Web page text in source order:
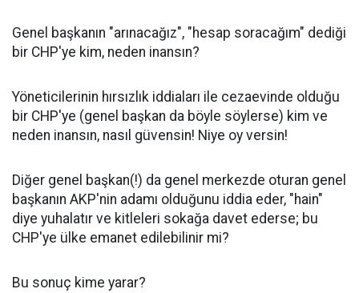
Genel başkanın "arınacağız", "hesap soracağım" dediği
bir CHP'ye kim, neden inansın?
Yöneticilerinin hırsızlık iddiaları ile cezaevinde olduğu
bir CHP'ye (genel başkan da böyle söylerse) kim ve
neden inansın, nasıl güvensin! Niye oy versin!
Diğer genel başkan(!) da genel merkezde oturan genel
başkanın AKP'nin adamı olduğunu iddia eder, "hain"
diye yuhalatır ve kitleleri sokağa davet ederse; bu
CHP'ye ülke emanet edilebilinir mi?
Bu sonuç kime yarar?